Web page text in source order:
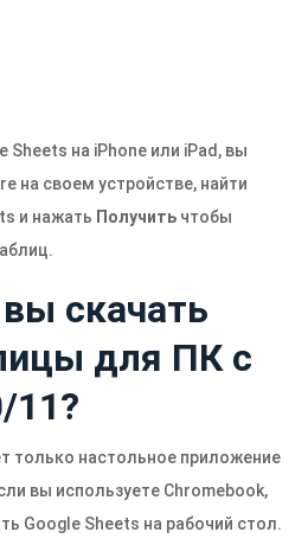
Sheets на iPhone или iPad, вы
на своем устройстве, найти
и нажать Получить чтобы
скачать
для ПК с
11?
только настольное приложение
вы используете Chromebook,
Google Sheets на рабочий стол.